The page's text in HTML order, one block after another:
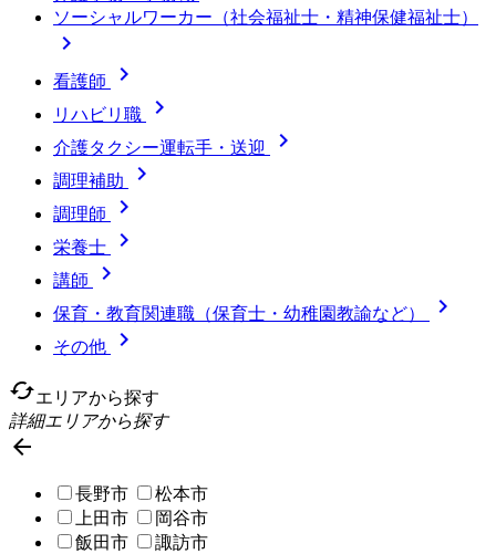
ソーシャルワーカー（社会福祉士・精神保健福祉士）

看護師 
リハビリ職 
介護タクシー運転手・送迎 
調理補助 
調理師 
栄養士 
講師 
保育・教育関連職（保育士・幼稚園教諭など） 
その他

cachedエリアから探す
詳細エリアから探す

長野市
松本市
上田市
岡谷市
飯田市
諏訪市